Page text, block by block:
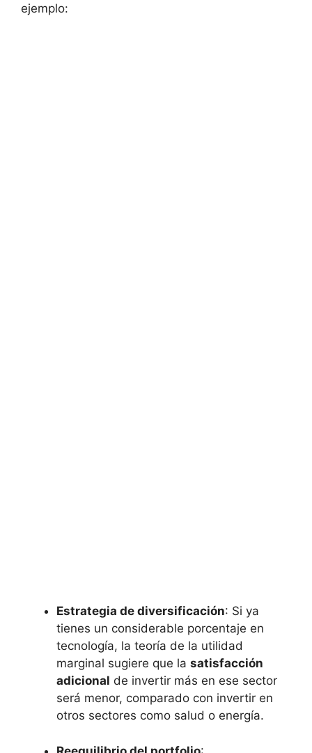
⁢ejemplo:
Estrategia de diversificación: Si ya
tienes un considerable porcentaje en
tecnología,​ la teoría de la utilidad
marginal ⁢sugiere que la satisfacción
adicional de invertir más en ⁣ese sector
‍será menor, comparado con invertir ‌en
otros sectores como salud o energía.